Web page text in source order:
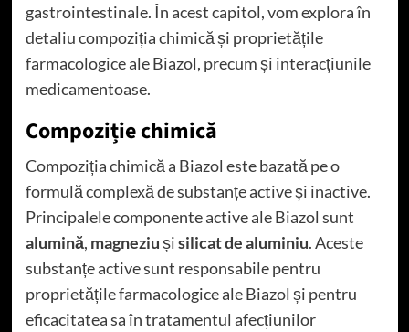
gastrointestinale. În acest capitol, vom explora în
detaliu compoziția chimică și proprietățile
farmacologice ale Biazol, precum și interacțiunile
medicamentoase.
Compoziție chimică
Compoziția chimică a Biazol este bazată pe o
formulă complexă de substanțe active și inactive.
Principalele componente active ale Biazol sunt
alumină, magneziușisilicat de aluminiu. Aceste
substanțe active sunt responsabile pentru
proprietățile farmacologice ale Biazol și pentru
eficacitatea sa în tratamentul afecțiunilor